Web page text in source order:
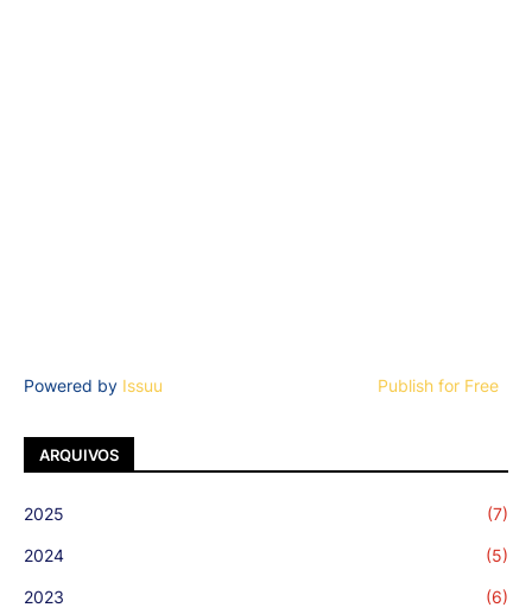
Powered by Issuu Publish for Free
ARQUIVOS
2025 (7)
2024 (5)
2023 (6)